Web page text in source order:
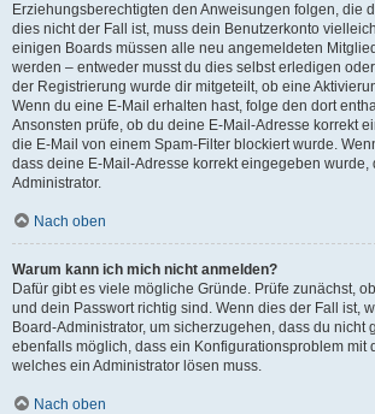
Erziehungsberechtigten den Anweisungen folgen, die
dies nicht der Fall ist, muss dein Benutzerkonto
einigen Boards müssen alle neu angemeldeten
werden – entweder musst du dies selbst erledigen
der Registrierung wurde dir mitgeteilt, ob eine
Wenn du eine E-Mail erhalten hast, folge den dort
Ansonsten prüfe, ob du deine E-Mail-Adresse korrekt
die E-Mail von einem Spam-Filter blockiert wurde.
dass deine E-Mail-Adresse korrekt eingegeben wurde,
Administrator.
Nach oben
Warum kann ich mich nicht anmelden?
Dafür gibt es viele mögliche Gründe. Prüfe zunächst,
und dein Passwort richtig sind. Wenn dies der Fall ist,
Board-Administrator, um sicherzugehen, dass du nicht
ebenfalls möglich, dass ein Konfigurationsproblem mit
welches ein Administrator lösen muss.
Nach oben